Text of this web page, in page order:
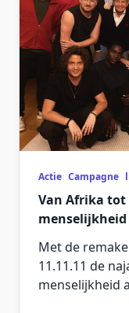
Actie Campagne
Van Afrika
menselijkheid
Met de
11.11.11 de
menselijkheid